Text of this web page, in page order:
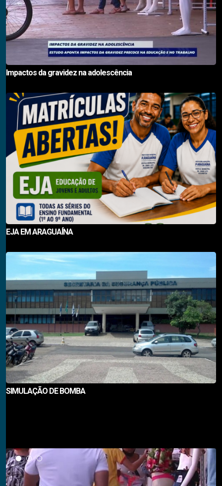
Impactos da gravidez na adolescência
EJA EM ARAGUAÍNA
SIMULAÇÃO DE BOMBA